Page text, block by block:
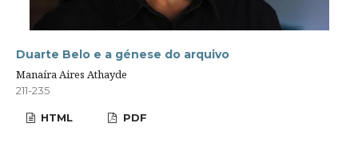
Duarte Belo e a génese do arquivo
Manaíra Aires Athayde
211-235
HTML PDF